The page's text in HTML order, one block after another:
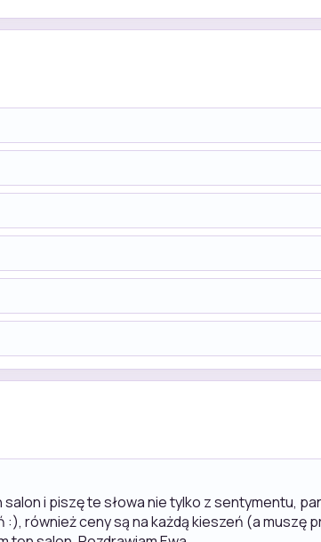
i piszę te słowa nie tylko z sentymentu,
również ceny są na każdą kieszeń (a muszę